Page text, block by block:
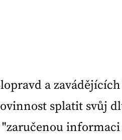
a
splatit svůj
informaci